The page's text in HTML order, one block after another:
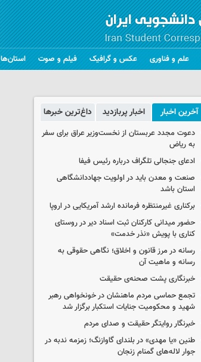
علم و فناوری عکس و گرافیک فیلم و صوت استان‌ها
آخرین اخبار اخبار پربازدید داغ‌ترین خبرها
دعوت مجدد عربستان از نخست‌وزیر عراق برای سفر
به ریاض
ادعای جنجالی تلگراف درباره رئیس فیفا
صنعت و معدن باید در اولویت جهاددانشگاهی
استان باشد
برکناری غیرمنتظره فرمانده ارشد آمریکایی در اروپا
حضور میدانی کارکنان ثبت اسناد دیر در روستای
کناری با پویش «نذر خدمت»
رسانه در مرز قانون و اخلاق؛ نگاهی حقوقی به
رسانه و ماهیت آن
خبرنگاری پشت صحنه‌ی حقیقت
تجمع حماسی مردم ماهنشان در خونخواهی رهبر
شهید و محکومیت جنایات استکبار برگزار شد
خبرنگار روایتگر حقیقت و صدای مردم
طنین «یا مهدی» در بلندای گاوازنگ؛ زمزمه ندبه در
جوار لاله‌های گمنام زنجان